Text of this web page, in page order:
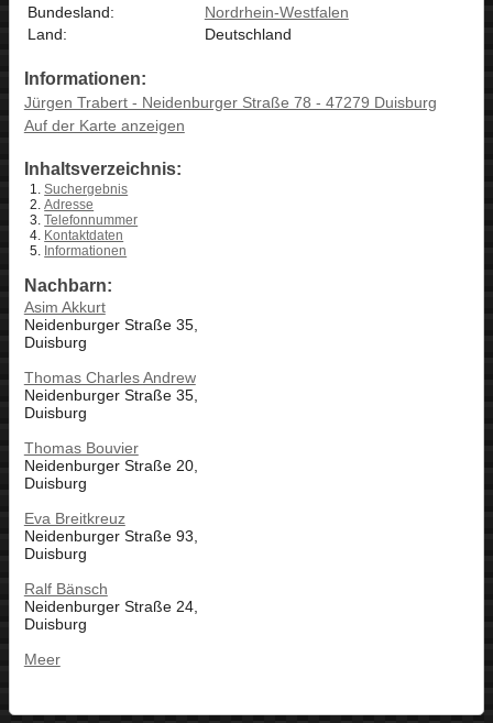
Bundesland:
Nordrhein-Westfalen
Land:
Deutschland
Informationen:
Jürgen Trabert - Neidenburger Straße 78 - 47279 Duisburg
Auf der Karte anzeigen
Inhaltsverzeichnis:
Suchergebnis
Adresse
Telefonnummer
Kontaktdaten
Informationen
Nachbarn:
Asim Akkurt
Neidenburger Straße 35,
Duisburg
Thomas Charles Andrew
Neidenburger Straße 35,
Duisburg
Thomas Bouvier
Neidenburger Straße 20,
Duisburg
Eva Breitkreuz
Neidenburger Straße 93,
Duisburg
Ralf Bänsch
Neidenburger Straße 24,
Duisburg
Meer